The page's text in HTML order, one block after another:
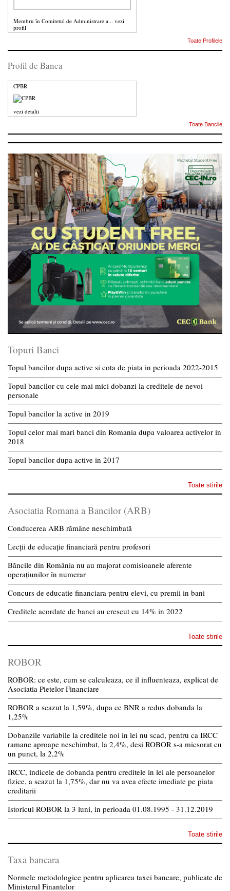
Membru în Comitetul de Administrare a... vezi
profil
Toate Profilele
Profil de Banca
CPBR
vezi detalii
Toate Bancile
Topuri Banci
Topul bancilor dupa active si cota de piata in perioada 2022-2015
Topul bancilor cu cele mai mici dobanzi la creditele de nevoi
personale
Topul bancilor la active in 2019
Topul celor mai mari banci din Romania dupa valoarea activelor in
2018
Topul bancilor dupa active in 2017
Toate stirile
Asociatia Romana a Bancilor (ARB)
Conducerea ARB rămâne neschimbată
Lecții de educație financiară pentru profesori
Băncile din România nu au majorat comisioanele aferente
operațiunilor în numerar
Concurs de educatie financiara pentru elevi, cu premii in bani
Creditele acordate de banci au crescut cu 14% in 2022
Toate stirile
ROBOR
ROBOR: ce este, cum se calculeaza, ce il influenteaza, explicat de
Asociatia Pietelor Financiare
ROBOR a scazut la 1,59%, dupa ce BNR a redus dobanda la
1,25%
Dobanzile variabile la creditele noi in lei nu scad, pentru ca IRCC
ramane aproape neschimbat, la 2,4%, desi ROBOR s-a micsorat cu
un punct, la 2,2%
IRCC, indicele de dobanda pentru creditele in lei ale persoanelor
fizice, a scazut la 1,75%, dar nu va avea efecte imediate pe piata
creditarii
Istoricul ROBOR la 3 luni, in perioada 01.08.1995 - 31.12.2019
Toate stirile
Taxa bancara
Normele metodologice pentru aplicarea taxei bancare, publicate de
Ministerul Finantelor